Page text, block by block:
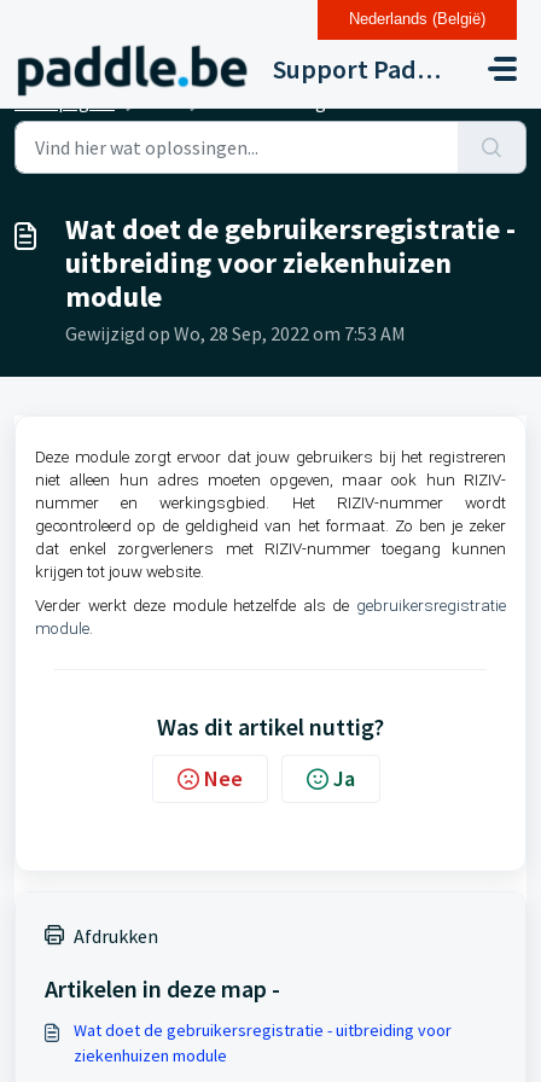
Doorgaan naar hoofdinhoud
Support Paddle Drupal 11
Startpagina
Wat doet de gebruikersregistratie -
uitbreiding voor ziekenhuizen
module
Gewijzigd op Wo, 28 Sep, 2022 om 7:53 AM
Deze module zorgt ervoor dat jouw gebruikers bij het registreren
niet alleen hun adres moeten opgeven, maar ook hun RIZIV-
nummer en werkingsgbied. Het RIZIV-nummer wordt
gecontroleerd op de geldigheid van het formaat. Zo ben je zeker
dat enkel zorgverleners met RIZIV-nummer toegang kunnen
krijgen tot jouw website.
Verder werkt deze module hetzelfde als de gebruikersregistratie
module.
Was dit artikel nuttig?
Nee Ja
Afdrukken
Artikelen in deze map -
Wat doet de gebruikersregistratie - uitbreiding voor
ziekenhuizen module
Nederlands (België)